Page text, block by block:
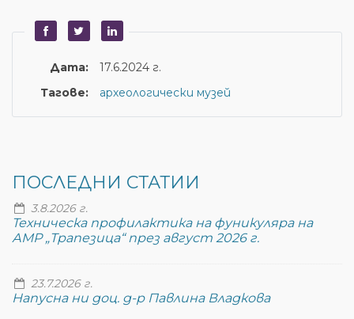
Дата:
17.6.2024 г.
Тагове:
археологически музей
ПОСЛЕДНИ СТАТИИ
3.8.2026 г.
Техническа профилактика на фуникуляра на
АМР „Трапезица“ през август 2026 г.
23.7.2026 г.
Напусна ни доц. д-р Павлина Владкова